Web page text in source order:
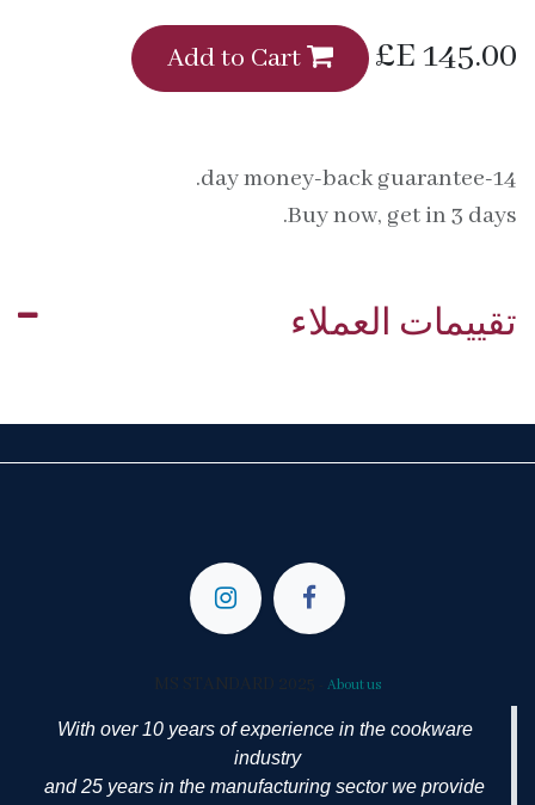
145.00
Add to Cart
14-day money-back guarantee.
Buy now, get in 3 days.
تقييمات العملاء
MS STANDARD 2025 About us
With over 10 years of experience in the cookware
industry
and 25 years in the manufacturing sector we provide